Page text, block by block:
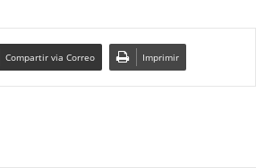
Compartir via Correo Imprimir